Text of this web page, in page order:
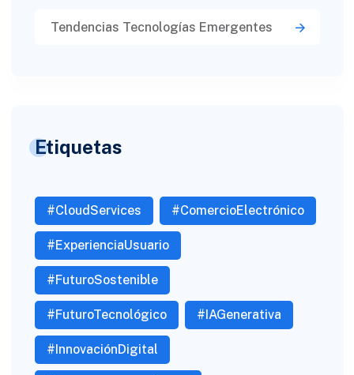
Tendencias Tecnologías Emergentes
Etiquetas
#CloudServices #ComercioElectrónico
#ExperienciaUsuario
#FuturoSostenible
#FuturoTecnológico #IAGenerativa
#InnovaciónDigital